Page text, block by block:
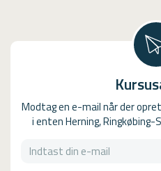
Modtag en e-mail når der
i enten Herning, Ringkøbing-